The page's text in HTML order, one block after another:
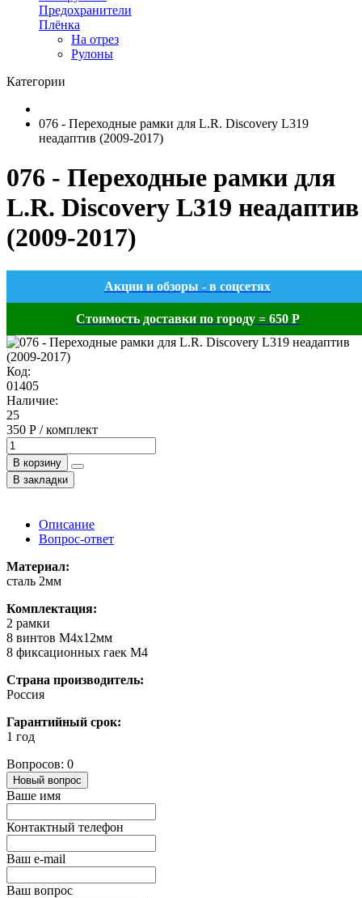
Предохранители
Плёнка
На отрез
Рулоны
Категории
076 - Переходные рамки для L.R. Discovery L319
неадаптив (2009-2017)
076 - Переходные рамки для
L.R. Discovery L319 неадаптив
(2009-2017)
Акции и обзоры - в соцсетях
Стоимость доставки по городу = 650 Р
Код:
01405
Наличие:
25
350 Р / комплект
В корзину
В закладки
Описание
Вопрос-ответ
Материал:
сталь 2мм
Комплектация:
2 рамки
8 винтов M4x12мм
8 фиксационных гаек M4
Страна производитель:
Россия
Гарантийный срок:
1 год
Вопросов: 0
Новый вопрос
Ваше имя
Контактный телефон
Ваш e-mail
Ваш вопрос